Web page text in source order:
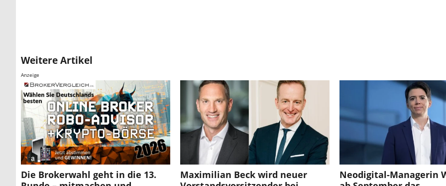
Weitere Artikel
Anzeige
Die Brokerwahl geht in die 13.
Maximilian Beck wird neuer
Neodigital-Managerin